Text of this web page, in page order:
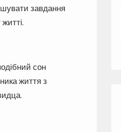
завдання
сон
життя з